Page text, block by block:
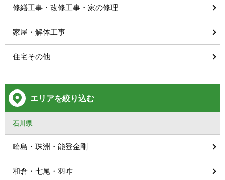
修繕工事・改修工事・家の修理
家屋・解体工事
住宅その他
エリアを絞り込む
石川県
輪島・珠洲・能登金剛
和倉・七尾・羽咋